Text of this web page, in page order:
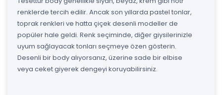
renklerde tercih edilir. Ancak son yıllarda pastel tonlar,
toprak renkleri ve hatta çiçek desenli modeller de
popüler hale geldi. Renk seçiminde, diğer giysilerinizle
uyum sağlayacak tonları seçmeye özen gösterin.
Desenli bir body alıyorsanız, üzerine sade bir elbise
veya ceket giyerek dengeyi koruyabilirsiniz.